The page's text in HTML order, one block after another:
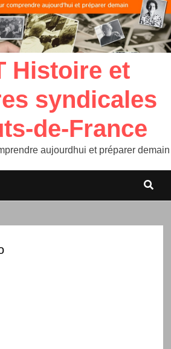
Histoire et
syndicales
de-France
aujourdhui et préparer demain